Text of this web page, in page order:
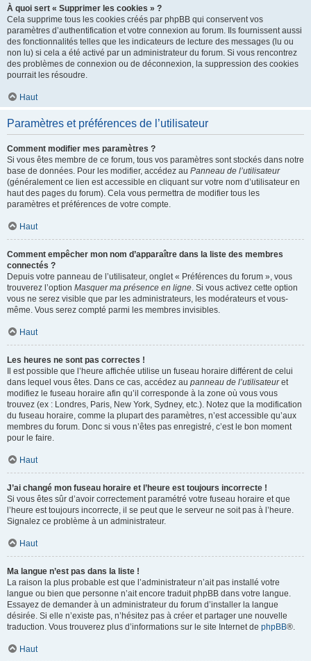
À quoi sert « Supprimer les cookies » ?
Cela supprime tous les cookies créés par phpBB qui conservent vos
paramètres d’authentification et votre connexion au forum. Ils fournissent aussi
des fonctionnalités telles que les indicateurs de lecture des messages (lu ou
non lu) si cela a été activé par un administrateur du forum. Si vous rencontrez
des problèmes de connexion ou de déconnexion, la suppression des cookies
pourrait les résoudre.
Haut
Paramètres et préférences de l’utilisateur
Comment modifier mes paramètres ?
Si vous êtes membre de ce forum, tous vos paramètres sont stockés dans notre
base de données. Pour les modifier, accédez au Panneau de l’utilisateur
(généralement ce lien est accessible en cliquant sur votre nom d’utilisateur en
haut des pages du forum). Cela vous permettra de modifier tous les
paramètres et préférences de votre compte.
Haut
Comment empêcher mon nom d’apparaître dans la liste des membres
connectés ?
Depuis votre panneau de l’utilisateur, onglet « Préférences du forum », vous
trouverez l’option Masquer ma présence en ligne. Si vous activez cette option
vous ne serez visible que par les administrateurs, les modérateurs et vous-
même. Vous serez compté parmi les membres invisibles.
Haut
Les heures ne sont pas correctes !
Il est possible que l’heure affichée utilise un fuseau horaire différent de celui
dans lequel vous êtes. Dans ce cas, accédez au panneau de l’utilisateuret
modifiez le fuseau horaire afin qu’il corresponde à la zone où vous vous
trouvez (ex : Londres, Paris, New York, Sydney, etc.). Notez que la modification
du fuseau horaire, comme la plupart des paramètres, n’est accessible qu’aux
membres du forum. Donc si vous n’êtes pas enregistré, c’est le bon moment
pour le faire.
Haut
J’ai changé mon fuseau horaire et l’heure est toujours incorrecte !
Si vous êtes sûr d’avoir correctement paramétré votre fuseau horaire et que
l’heure est toujours incorrecte, il se peut que le serveur ne soit pas à l’heure.
Signalez ce problème à un administrateur.
Haut
Ma langue n’est pas dans la liste !
La raison la plus probable est que l’administrateur n’ait pas installé votre
langue ou bien que personne n’ait encore traduit phpBB dans votre langue.
Essayez de demander à un administrateur du forum d’installer la langue
désirée. Si elle n’existe pas, n’hésitez pas à créer et partager une nouvelle
traduction. Vous trouverez plus d’informations sur le site Internet de phpBB®.
Haut